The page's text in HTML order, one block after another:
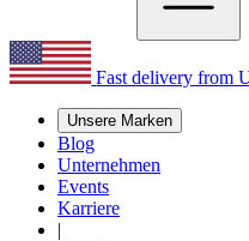
Fast delivery from
Unsere Marken
Blog
Unternehmen
Events
Karriere
|